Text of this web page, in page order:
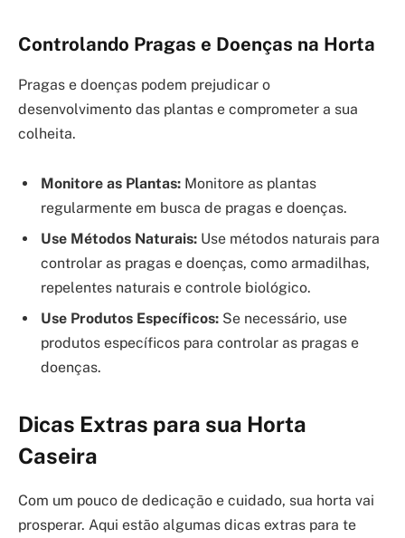
Controlando Pragas e Doenças na Horta
Pragas e doenças podem prejudicar o
desenvolvimento das plantas e comprometer a sua
colheita.
Monitore as Plantas: Monitore as plantas
regularmente em busca de pragas e doenças.
Use Métodos Naturais: Use métodos naturais para
controlar as pragas e doenças, como armadilhas,
repelentes naturais e controle biológico.
Use Produtos Específicos: Se necessário, use
produtos específicos para controlar as pragas e
doenças.
Dicas Extras para sua Horta
Caseira
Com um pouco de dedicação e cuidado, sua horta vai
prosperar. Aqui estão algumas dicas extras para te